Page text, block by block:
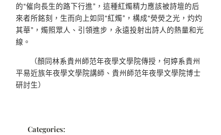
的“催向長生的路下行進”，這種紅燭精力應該被詩壇的后
來者所銘刻，生而向上如同“紅燭”，構成“熒熒之光，灼灼
其華”，燭照眾人、引領進步，永遠投射出詩人的熱量和光
線。
（顏同林系貴州師范年夜學文學院傳授，何婷系貴州
平易近族年夜學文學院講師、貴州師范年夜學文學院博士
研討生）
Categories: